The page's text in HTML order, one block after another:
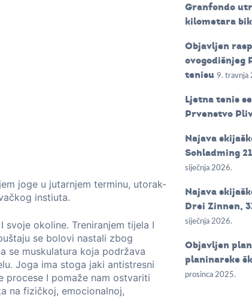
joge u jutarnjem terminu, utorak-
instiuta.
okoline. Treniranjem tijela I
se bolovi nastali zbog
se muskulatura koja podržava
Joga ima stoga jaki antistresni
procese I pomaže nam ostvariti
na fizičkoj, emocionalnoj,
Granfondo
kilometara
Objavljen
ovogodišnjeg
tenisu 9. travnja
Ljetna tenis
Prvenstvo
Najava
Schladming
siječnja 2026.
Najava
Drei Zinnen,
siječnja 2026.
Objavljen
planinarske
prosinca 2025.